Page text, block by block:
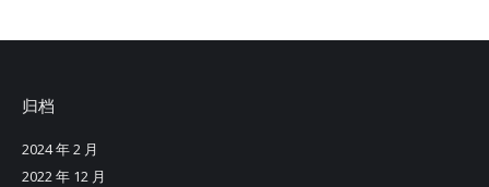
归档
2024 年 2 月
2022 年 12 月